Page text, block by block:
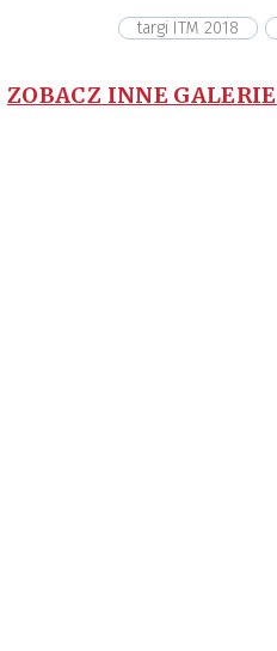
targi ITM 2018
ZOBACZ INNE GALERIE